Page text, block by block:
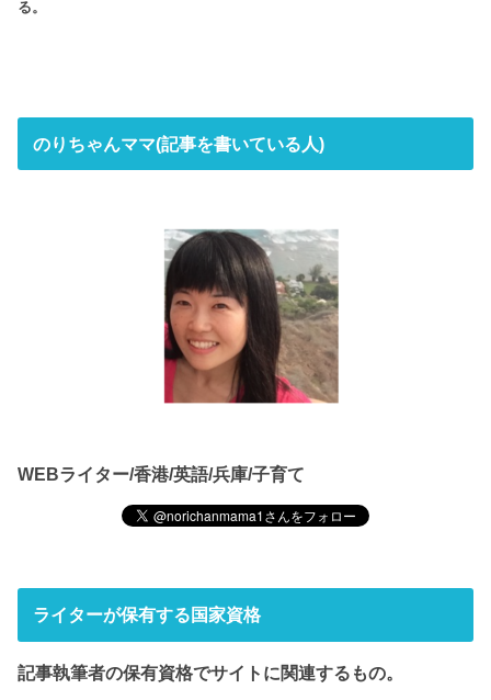
る。
のりちゃんママ(記事を書いている人)
WEBライター/香港/英語/兵庫/子育て
ライターが保有する国家資格
記事執筆者の保有資格でサイト に関連するもの。